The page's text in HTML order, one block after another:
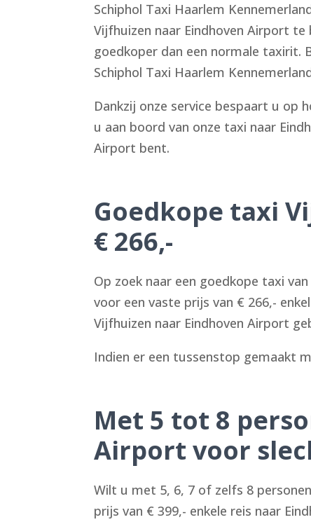
Schiphol Taxi Haarlem
Vijfhuizen naar Eindhoven Airport
goedkoper dan een normale taxirit.
Schiphol Taxi Haarlem
Dankzij onze service bespaart u op
u aan boord van onze taxi naar
Airport bent.
Goedkope taxi
€ 266,-
Op zoek naar een goedkope taxi
voor een vaste prijs van € 266,-
Vijfhuizen naar Eindhoven Airport
Indien er een tussenstop gemaakt
Met 5 tot 8
Airport voor
Wilt u met 5, 6, 7 of zelfs 8
prijs van € 399,- enkele reis naar